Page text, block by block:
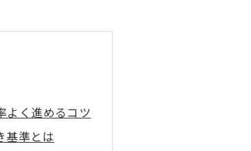
よく進めるコツ
基準とは